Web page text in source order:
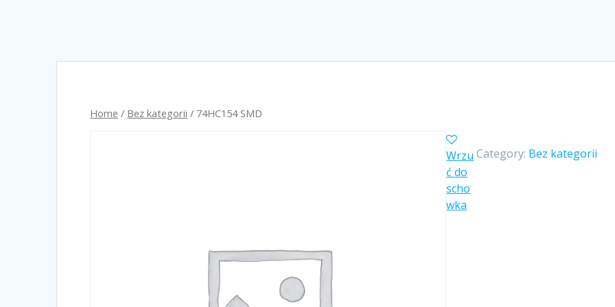
Home / Bez kategorii / 74HC154 SMD
Category: Bez kategorii
Wrzu
ć do
scho
wka